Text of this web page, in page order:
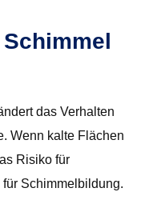
das Verhalten
Wenn kalte Flächen
Risiko für
Schimmelbildung.